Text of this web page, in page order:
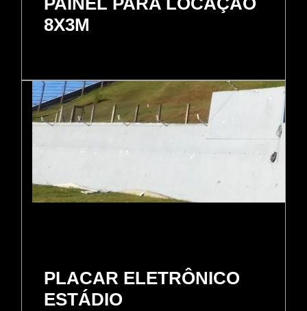
8X3M
PLACAR ELETRÔNICO
ESTÁDIO